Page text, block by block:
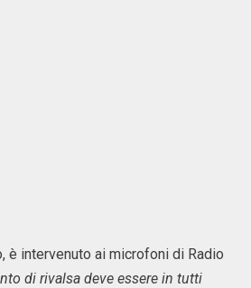
è intervenuto ai microfoni di Radio
di rivalsa deve essere in tutti